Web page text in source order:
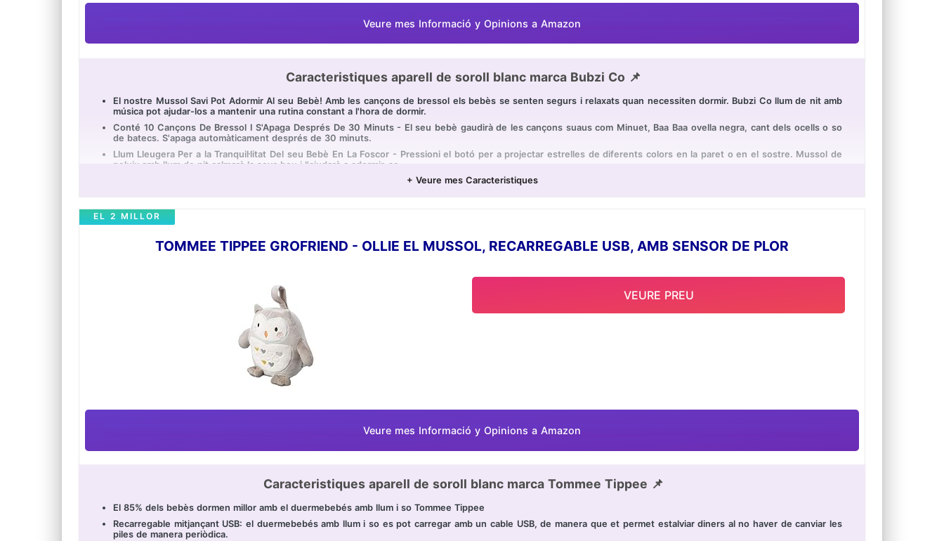
Veure mes Informació y Opinions a Amazon
Caracteristiques aparell de soroll blanc marca Bubzi Co 📌
El nostre Mussol Savi Pot Adormir Al seu Bebè! Amb les cançons de bressol els bebès se senten segurs i relaxats quan necessiten dormir. Bubzi Co llum de nit amb
música pot ajudar-los a mantenir una rutina constant a l'hora de dormir.
Conté 10 Cançons De Bressol I S'Apaga Després De 30 Minuts - El seu bebè gaudirà de les cançons suaus com Minuet, Baa Baa ovella negra, cant dels ocells o so
de batecs. S'apaga automàticament després de 30 minuts.
Llum Lleugera Per a la Tranquil·litat Del seu Bebè En La Foscor - Pressioni el botó per a projectar estrelles de diferents colors en la paret o en el sostre. Mussol de
peluix amb llum de nit calmarà la seva beu i l'ajudarà a adormir-se.
Ideal Per a Cotxe I Passejos En El Carret! La joguina llum de nit infantil usa bateries, i les seves corretges ajustable li permeten lligar-lo al carret de bebès. Al parc o a
Regal Perfecte Per a "Baby Shower"! Si està buscant un regal estupend i atractiu, li recomanem el mussol joguina Bubzi Co llum de nit projector. És bufó, suau i
calmant. Té bateries incloses per a l'ús immediat.
+ Veure mes Caracteristiques
TOMMEE TIPPEE GROFRIEND - OLLIE EL MUSSOL, RECARREGABLE USB, AMB SENSOR DE PLOR
EL 2 MILLOR
Veure mes Informació y Opinions a Amazon
Caracteristiques aparell de soroll blanc marca Tommee Tippee 📌
El 85% dels bebès dormen millor amb el duermebebés amb llum i so Tommee Tippee
Recarregable mitjançant USB: el duermebebés amb llum i so es pot carregar amb un cable USB, de manera que et permet estalviar diners al no haver de canviar les
piles de manera periòdica.
VEURE PREU